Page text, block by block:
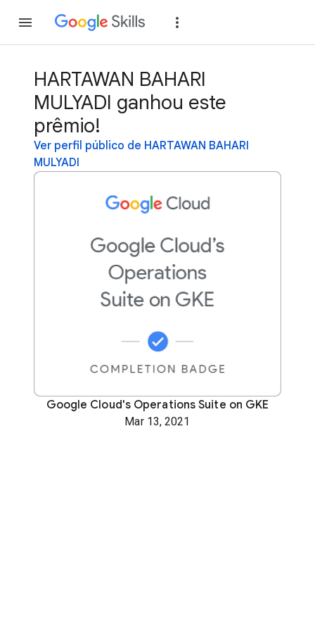
HARTAWAN BAHARI
MULYADI ganhou este
prêmio!
Ver perfil público de HARTAWAN BAHARI
MULYADI